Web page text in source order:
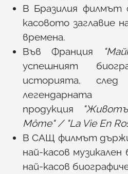
В Бразилия филмът
касовото заглавие
времена.
Във Франция
успешният
историята, след
продукция
Môme" / "La Vie En
В САЩ филмът
най-касов
най-касов